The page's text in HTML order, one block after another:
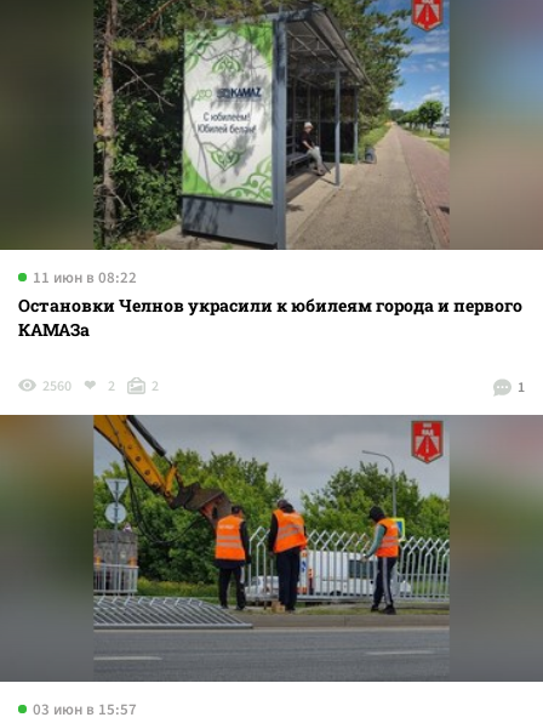
11 июн в 08:22
Остановки Челнов украсили к юбилеям города и первого
КАМАЗа
1
2560 2 2
03 июн в 15:57